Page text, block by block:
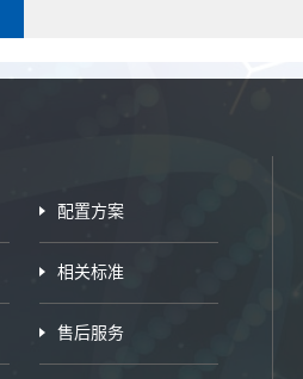
配置方案
相关标准
售后服务